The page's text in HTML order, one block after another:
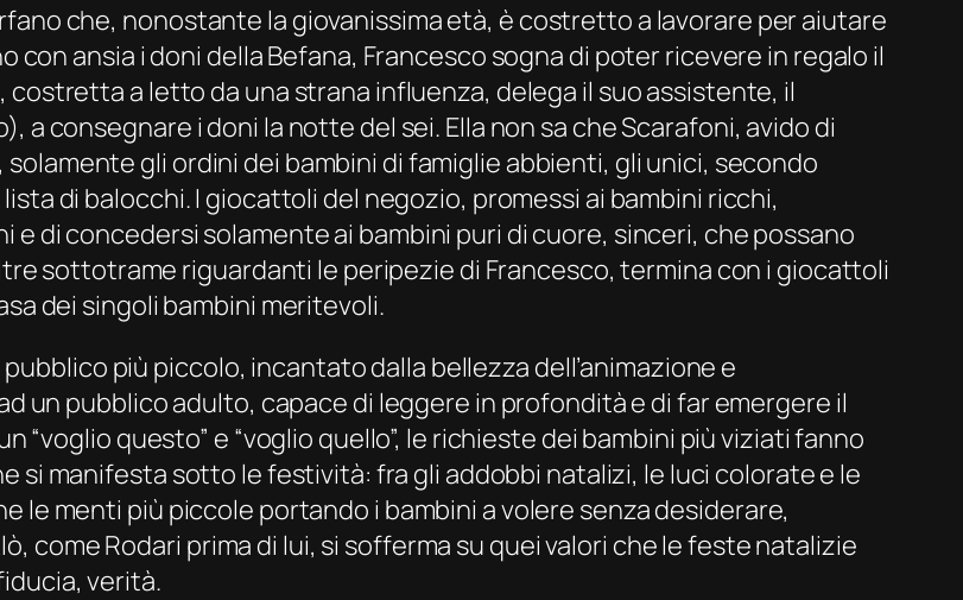
che, nonostante la giovanissima età, è costretto a lavorare per aiutare
ansia i doni della Befana, Francesco sogna di poter ricevere in regalo il
a letto da una strana influenza, delega il suo assistente, il
a consegnare i doni la notte del sei. Ella non sa che Scarafoni, avido di
gli ordini dei bambini di famiglie abbienti, gli unici, secondo
di balocchi. I giocattoli del negozio, promessi ai bambini ricchi,
di concedersi solamente ai bambini puri di cuore, sinceri, che possano
sottotrame riguardanti le peripezie di Francesco, termina con i giocattoli
dei singoli bambini meritevoli.
pubblico più piccolo, incantato dalla bellezza dell’animazione e
un pubblico adulto, capace di leggere in profondità e di far emergere il
“voglio questo” e “voglio quello”, le richieste dei bambini più viziati fanno
si manifesta sotto le festività: fra gli addobbi natalizi, le luci colorate e le
le menti più piccole portando i bambini a volere senza desiderare,
come Rodari prima di lui, si sofferma su quei valori che le feste natalizie
verità.